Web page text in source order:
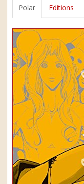
Polar Editions